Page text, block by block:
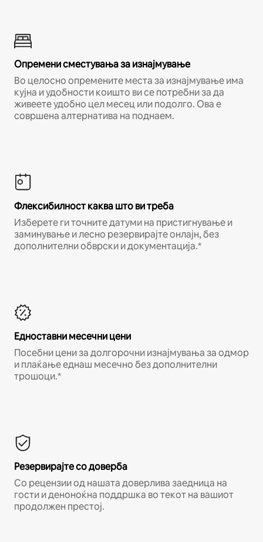
Опремени сместувања за изнајмување
Во целосно опремените места за изнајмување има
кујна и удобности коишто ви се потребни за да
живеете удобно цел месец или подолго. Ова е
совршена алтернатива на поднаем.
Флексибилност каква што ви треба
Изберете ги точните датуми на пристигнување и
заминување и лесно резервирајте онлајн, без
дополнителни обврски и документација.*
Едноставни месечни цени
Посебни цени за долгорочни изнајмувања за одмор
и плаќање еднаш месечно без дополнителни
трошоци.*
Резервирајте со доверба
Со рецензии од нашата доверлива заедница на
гости и деноноќна поддршка во текот на вашиот
продолжен престој.